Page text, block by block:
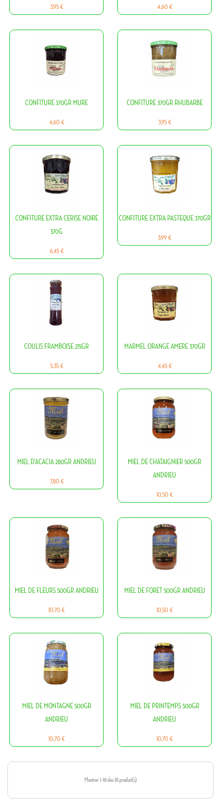
Prix
3,95 € Prix
4,60 €
CONFITURE 370GR MURE
Prix
4,60 €
CONFITURE 370GR RHUBARBE
Prix
3,95 €
CONFITURE EXTRA CERISE NOIRE
370G
Prix
6,45 €
CONFITURE EXTRA PASTEQUE 370GR
Prix
3,99 €
COULIS FRAMBOISE 215GR
Prix
5,35 €
MARMEL ORANGE AMERE 370GR
Prix
4,45 €
MIEL D'ACACIA 280GR ANDRIEU
Prix
7,80 €
MIEL DE CHATAIGNIER 500GR
ANDRIEU
Prix
10,50 €
MIEL DE FLEURS 500GR ANDRIEU
Prix
10,70 €
MIEL DE FORET 500GR ANDRIEU
Prix
10,50 €
MIEL DE MONTAGNE 500GR
ANDRIEU
Prix
10,70 €
MIEL DE PRINTEMPS 500GR
ANDRIEU
Prix
10,70 €
Montrer 1-18 des 18 produit(s)